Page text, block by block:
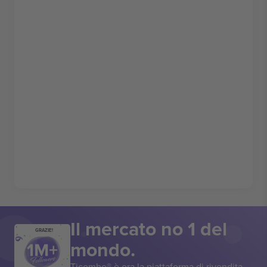
GRAZIE! Il mercato no 1 del
mondo.